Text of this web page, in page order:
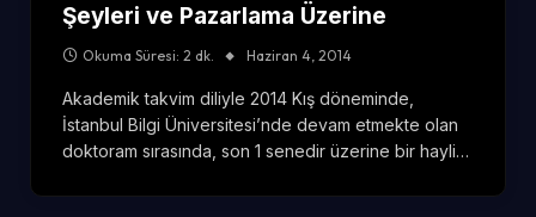
Şeyleri ve Pazarlama Üzerine
Okuma Süresi: 2 dk. Haziran 4, 2014
Akademik takvim diliyle 2014 Kış döneminde,
İstanbul Bilgi Üniversitesi’nde devam etmekte olan
doktoram sırasında, son 1 senedir üzerine bir hayli…